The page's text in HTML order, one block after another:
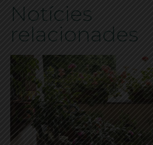
Notícies
relacionades